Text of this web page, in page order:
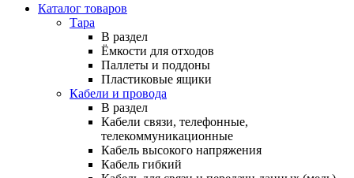
Каталог товаров
Тара
В раздел
Ёмкости для отходов
Паллеты и поддоны
Пластиковые ящики
Кабели и провода
В раздел
Кабели связи, телефонные,
телекоммуникационные
Кабель высокого напряжения
Кабель гибкий